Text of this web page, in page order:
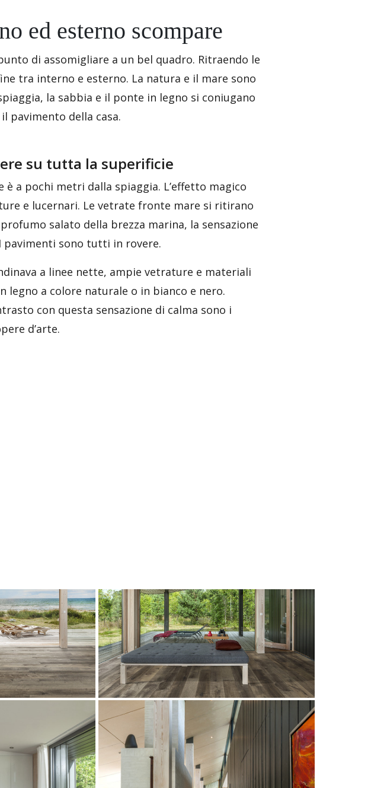
ed esterno scompare
di assomigliare a un bel quadro. Ritraendo le
tra interno e esterno. La natura e il mare sono
la sabbia e il ponte in legno si coniugano
pavimento della casa.
su tutta la superificie
è a pochi metri dalla spiaggia. L’effetto magico
e lucernari. Le vetrate fronte mare si ritirano
salato della brezza marina, la sensazione
sono tutti in rovere.
a linee nette, ampie vetrature e materiali
legno a colore naturale o in bianco e nero.
con questa sensazione di calma sono i
d’arte.